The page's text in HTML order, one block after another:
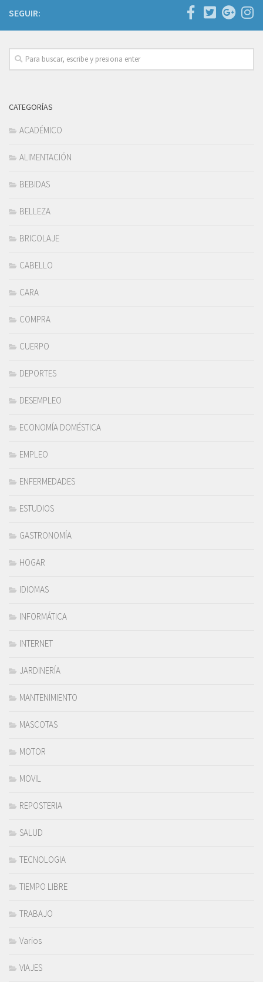
SEGUIR:
CATEGORÍAS
ACADÉMICO
ALIMENTACIÓN
BEBIDAS
BELLEZA
BRICOLAJE
CABELLO
CARA
COMPRA
CUERPO
DEPORTES
DESEMPLEO
ECONOMÍA DOMÉSTICA
EMPLEO
ENFERMEDADES
ESTUDIOS
GASTRONOMÍA
HOGAR
IDIOMAS
INFORMÁTICA
INTERNET
JARDINERÍA
MANTENIMIENTO
MASCOTAS
MOTOR
MOVIL
REPOSTERIA
SALUD
TECNOLOGIA
TIEMPO LIBRE
TRABAJO
Varios
VIAJES